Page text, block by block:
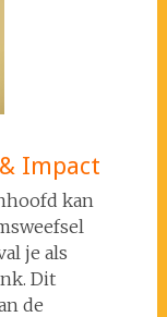
Impact
kan
je als
Dit
de